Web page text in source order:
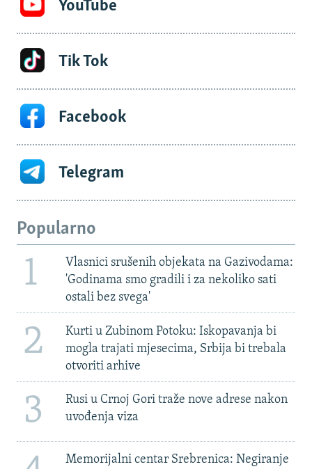
YouTube
Tik Tok
Facebook
Telegram
Popularno
1
Vlasnici srušenih objekata na Gazivodama:
'Godinama smo gradili i za nekoliko sati
ostali bez svega'
2
Kurti u Zubinom Potoku: Iskopavanja bi
mogla trajati mjesecima, Srbija bi trebala
otvoriti arhive
3
Rusi u Crnoj Gori traže nove adrese nakon
uvođenja viza
Memorijalni centar Srebrenica: Negiranje